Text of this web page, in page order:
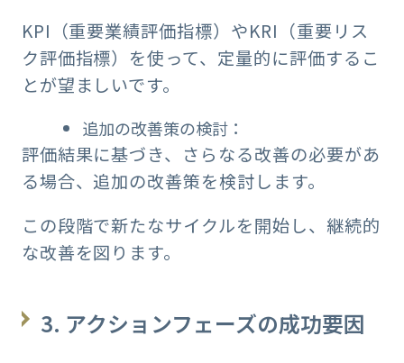
KPI（重要業績評価指標）やKRI（重要リス
ク評価指標）を使って、定量的に評価するこ
とが望ましいです。
追加の改善策の検討：
評価結果に基づき、さらなる改善の必要があ
る場合、追加の改善策を検討します。
この段階で新たなサイクルを開始し、継続的
な改善を図ります。
3. アクションフェーズの成功要因